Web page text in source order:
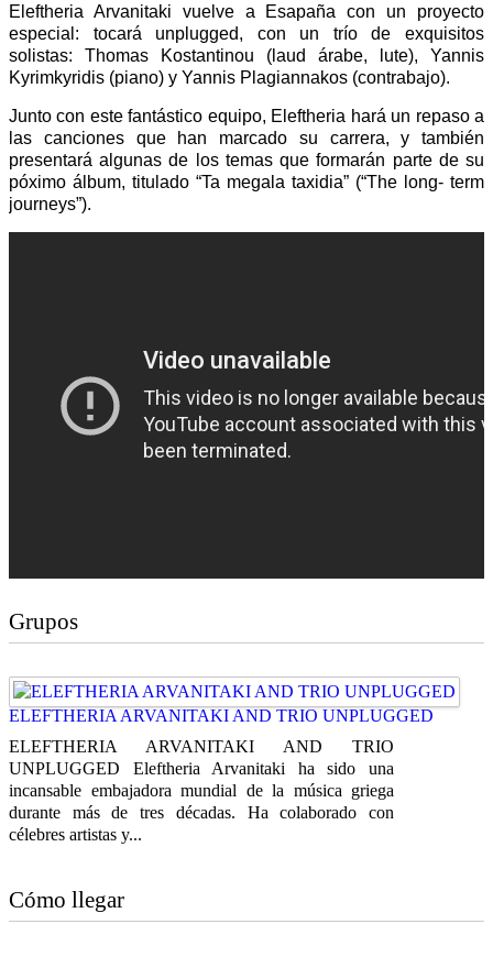
Eleftheria Arvanitaki vuelve a Esapaña con un proyecto
especial: tocará unplugged, con un trío de exquisitos
solistas: Thomas Kostantinou (laud árabe, lute), Yannis
Kyrimkyridis (piano) y Yannis Plagiannakos (contrabajo).
Junto con este fantástico equipo, Eleftheria hará un repaso a
las canciones que han marcado su carrera, y también
presentará algunas de los temas que formarán parte de su
póximo álbum, titulado “Ta megala taxidia” (“The long- term
journeys”).
Grupos
ELEFTHERIA ARVANITAKI AND TRIO UNPLUGGED
ELEFTHERIA ARVANITAKI AND TRIO
UNPLUGGED Eleftheria Arvanitaki ha sido una
incansable embajadora mundial de la música griega
durante más de tres décadas. Ha colaborado con
célebres artistas y...
Cómo llegar